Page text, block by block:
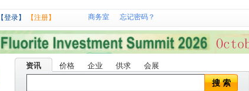
【登录】 【注册】 商务室 忘记密码？
资讯 价格 企业 供求 会展
搜 索